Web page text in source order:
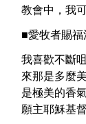
教會中，我
■愛牧者賜福
我喜歡不斷
來那是多麼
是極美的香
願主耶穌基